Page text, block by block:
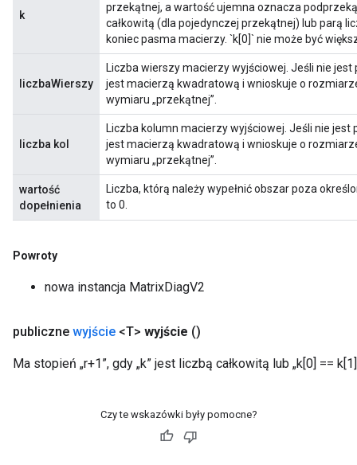
k
przekątnej, a wartość ujemna oznacza
całkowitą (dla pojedynczej przekątnej) lub parą
koniec pasma macierzy. `k[0]` nie może być
liczbaWierszy
Liczba wierszy macierzy wyjściowej. Jeśli nie
jest macierzą kwadratową i wnioskuje o
wymiaru „przekątnej”.
liczba kol
Liczba kolumn macierzy wyjściowej. Jeśli nie jest
jest macierzą kwadratową i wnioskuje o
wymiaru „przekątnej”.
wartość
dopełnienia
Liczba, którą należy wypełnić obszar poza
to 0.
Powroty
nowa instancja MatrixDiagV2
publiczne wyjście <T> wyjście ()
Ma stopień „r+1”, gdy „k” jest liczbą całkowitą lub „k[0] ==
Czy te wskazówki były pomocne?